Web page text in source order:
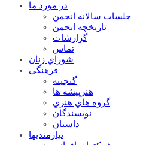
در مورد ما
جلسات سالانه انجمن
تاریخچه انجمن
گزارشات
تماس
شوراي زنان
فرهنگي
گنجينه
هنرپيشه ها
گروه هاي هنري
نويسندگان
داستان
نيازمنديها